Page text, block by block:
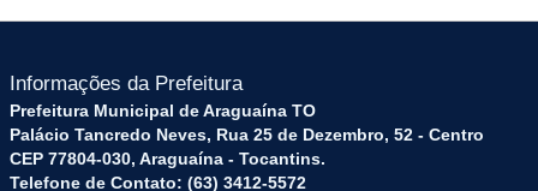
Informações da Prefeitura
Prefeitura Municipal de Araguaína TO
Palácio Tancredo Neves, Rua 25 de Dezembro, 52 - Centro
CEP 77804-030, Araguaína - Tocantins.
Telefone de Contato: (63) 3412-5572